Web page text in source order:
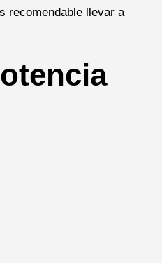
recomendable llevar a